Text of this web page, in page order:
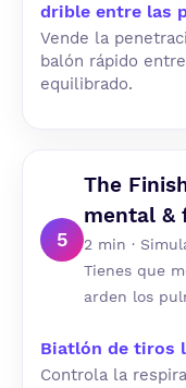
drible entre las
Vende la
balón rápido
equilibrado.
5
The
mental &
2 min ·
Tienes que
arden los
Biatlón de tiros
Controla la